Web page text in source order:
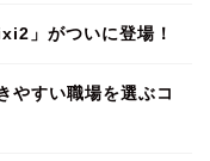
」がついに登場！
やすい職場を選ぶコ